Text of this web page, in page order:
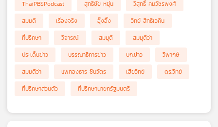
ThaiPBSPodcast
สุทธิชัย หยุ่น
วิสุทธิ์ คมวัชรพงศ์
สมมติ
เรื่องจริง อุ๊งอิ๊ง
วิทย์ สิทธิเวคิน
ที่ปรึกษา
วิจารณ์ สมมุติ
สมมุติว่า
ประเด็นข่าว
บรรณาธิการข่าว บก.ข่าว
วิพากษ์
สมมติว่า
แพทองธาร ชินวัตร เฮียวิทย์
ดร.วิทย์
ที่ปรึกษาส่วนตัว
ที่ปรึกษานายกรัฐมนตรี